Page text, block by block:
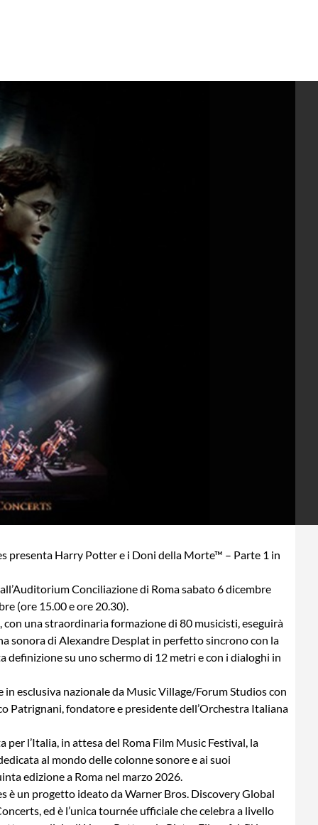
presenta Harry Potter e i Doni della Morte™ – Parte 1 in
Conciliazione di Roma sabato 6 dicembre
(ore 15.00 e ore 20.30).
con una straordinaria formazione di 80 musicisti, eseguirà
sonora di Alexandre Desplat in perfetto sincrono con la
definizione su uno schermo di 12 metri e con i dialoghi in
esclusiva nazionale da Music Village/Forum Studios con
Patrignani, fondatore e presidente dell’Orchestra Italiana
l’Italia, in attesa del Roma Film Music Festival, la
al mondo delle colonne sonore e ai suoi
edizione a Roma nel marzo 2026.
è un progetto ideato da Warner Bros. Discovery Global
ed è l’unica tournée ufficiale che celebra a livello